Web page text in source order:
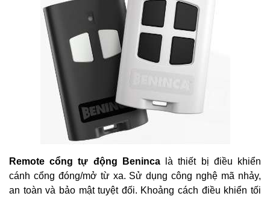
Remote cổng tự động Benincalà thiết bị điều khiển
cánh cổng đóng/mở từ xa. Sử dụng công nghệ mã nhảy,
an toàn và bảo mật tuyệt đối. Khoảng cách điều khiển tối